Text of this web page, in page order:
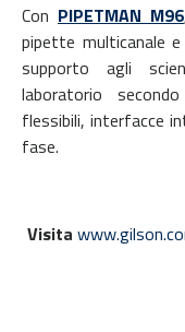
Con PIPETMAN M96
pipette multicanale
supporto agli
laboratorio
flessibili, interfacce
fase.
Visita